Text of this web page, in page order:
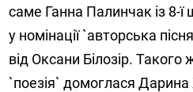
саме Ганна Палинчак із 8-
у номінації `авторська
від Оксани Білозір. Такого
`поезія` домоглася